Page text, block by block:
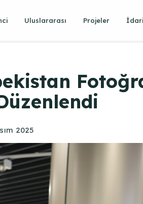
Uluslararası Projeler İdari
2025